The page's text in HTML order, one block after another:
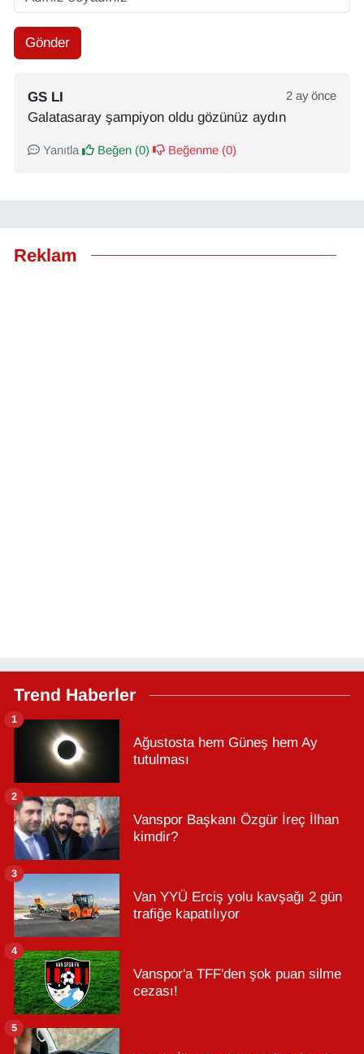
Gönder
GS LI 2 ay önce
Galatasaray şampiyon oldu gözünüz aydın
Yanıtla Beğen (0) Beğenme (0)
Reklam
Trend Haberler
Ağustosta hem Güneş hem Ay
tutulması
1
Vanspor Başkanı Özgür İreç İlhan
kimdir?
2
Van YYÜ Erciş yolu kavşağı 2 gün
trafiğe kapatılıyor
3
Vanspor'a TFF'den şok puan silme
cezası!
4
5